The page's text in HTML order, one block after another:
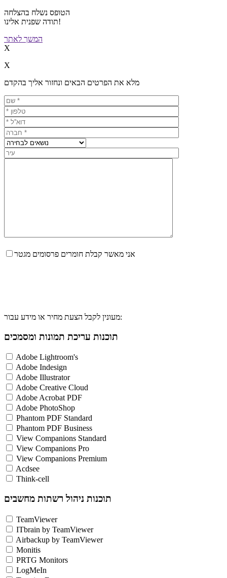
הטופס נשלח בהצלחה
תודה שפנית אלינו!
המשך לאתר
X
X
מלא את הפרטים הבאים ונחזור אליך בהקדם
אני מאשר קבלת חומרים פרסומים מגטר
מעונין לקבל הצעת מחיר או מידע עבור:
תוכנות עריכת תמונות ומסמכים
Adobe Lightroom's
Adobe Indesign
Adobe Illustrator
Adobe Creative Cloud
Adobe Acrobat PDF
Adobe PhotoShop
Phantom PDF Standard
Phantom PDF Business
View Companions Standard
View Companions Pro
View Companions Premium
Acdsee
Think-cell
תוכנות ניהול רשתות מחשבים
TeamViewer
ITbrain by TeamViewer
Airbackup by TeamViewer
Monitis
PRTG Monitors
LogMeIn